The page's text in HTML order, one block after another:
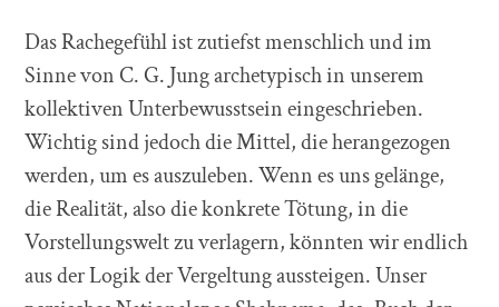
Das Rachegefühl ist zutiefst menschlich und im
Sinne von C. G. Jung archetypisch in unserem
kollektiven Unterbewusstsein eingeschrieben.
Wichtig sind jedoch die Mittel, die herangezogen
werden, um es auszuleben. Wenn es uns gelänge,
die Realität, also die konkrete Tötung, in die
Vorstellungswelt zu verlagern, könnten wir endlich
aus der Logik der Vergeltung aussteigen. Unser